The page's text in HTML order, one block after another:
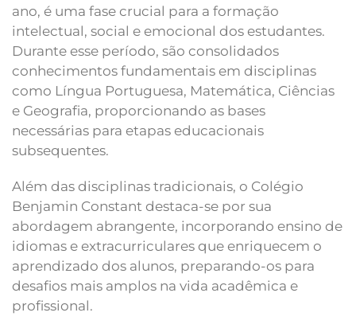
ano, é uma fase crucial para a formação
intelectual, social e emocional dos estudantes.
Durante esse período, são consolidados
conhecimentos fundamentais em disciplinas
como Língua Portuguesa, Matemática, Ciências
e Geografia, proporcionando as bases
necessárias para etapas educacionais
subsequentes.
Além das disciplinas tradicionais, o Colégio
Benjamin Constant destaca-se por sua
abordagem abrangente, incorporando ensino de
idiomas e extracurriculares que enriquecem o
aprendizado dos alunos, preparando-os para
desafios mais amplos na vida acadêmica e
profissional.